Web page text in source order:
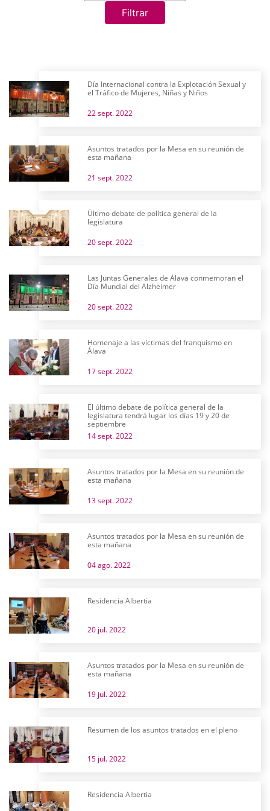
Filtrar
Día Internacional contra la Explotación Sexual y
el Tráfico de Mujeres, Niñas y Niños
22 sept. 2022
Asuntos tratados por la Mesa en su reunión de
esta mañana
21 sept. 2022
Último debate de política general de la
legislatura
20 sept. 2022
Las Juntas Generales de Álava conmemoran el
Día Mundial del Alzheimer
20 sept. 2022
Homenaje a las víctimas del franquismo en
Álava
17 sept. 2022
El último debate de política general de la
legislatura tendrá lugar los días 19 y 20 de
septiembre
14 sept. 2022
Asuntos tratados por la Mesa en su reunión de
esta mañana
13 sept. 2022
Asuntos tratados por la Mesa en su reunión de
esta mañana
04 ago. 2022
Residencia Albertia
20 jul. 2022
Asuntos tratados por la Mesa en su reunión de
esta mañana
19 jul. 2022
Resumen de los asuntos tratados en el pleno
15 jul. 2022
Residencia Albertia